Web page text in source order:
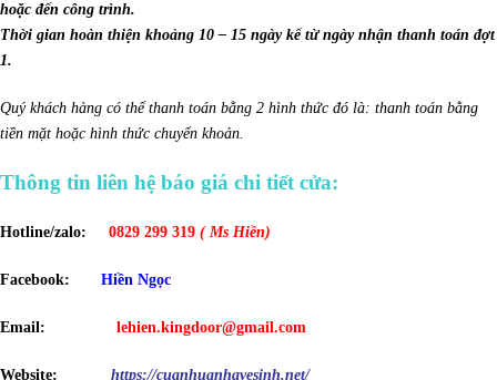
hoặc đến công trình.
Thời gian hoàn thiện khoảng 10 – 15 ngày kể từ ngày nhận thanh toán đợt
1.
Quý khách hàng có thể thanh toán bằng 2 hình thức đó là: thanh toán bằng
tiền mặt hoặc hình thức chuyển khoản.
Thông tin liên hệ báo giá chi tiết cửa:
Hotline/zalo: 0829 299 319 ( Ms Hiền)
Facebook: Hiền Ngọc
Email: lehien.kingdoor@gmail.com
Website: https://cuanhuanhavesinh.net/